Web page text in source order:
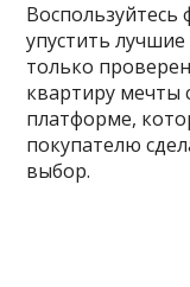
Воспользуйтесь
упустить
только
квартиру мечты
платформе,
покупателю
выбор.